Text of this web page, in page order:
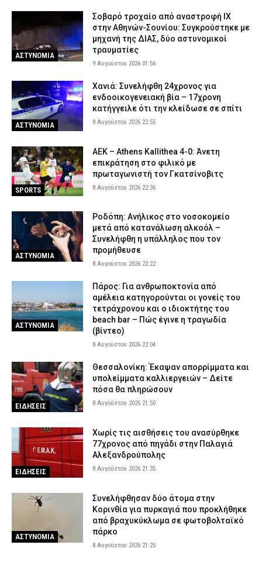
Κέρκυρα: Απαγορεύτηκε ο απόπλους πλοίου με 26 επιβάτες
λόγω μηχανικής βλάβης
ΕΙΔΗΣΕΙΣ 8 Αυγούστου 2026 15:32
Λυκαβηττός: Σε 57χρονη που αγνοούνταν ανήκει η σορός – Από
ΑΣΤΥΝΟΜΙΑ 8 Αυγούστου 2026 15:17
Συνελήφθησαν τρία άτομα για διακίνηση ναρκωτικών στην
Αττική και την Πανεπιστημιούπολη Ζωγράφου – Θα έβγαζαν
πάνω από 90.000 ευρώ (βίντεο)
Δολοφονία 38χρονης στην Κυψέλη: «Δεν μπορούμε να
πιστέψουμε ότι το έκανε» λέει το ζευγάρι που είχε φιλοξενήσει
τον 26χρονο Αφγανό
8 Αυγούστου 2026 14:51
ΑΣΤΥΝΟΜΙΑ
Σοβαρό τροχαίο από αναστροφή ΙΧ
στην Αθηνών-Σουνίου: Συγκρούστηκε με
μηχανή της ΔΙΑΣ, δύο αστυνομικοί
τραυματίες
9 Αυγούστου 2026 01:56
ΑΣΤΥΝΟΜΙΑ
Χανιά: Συνελήφθη 24χρονος για
ενδοοικογενειακή βία – 17χρονη
κατήγγειλε ότι την κλείδωσε σε σπίτι
8 Αυγούστου 2026 22:55
SPORTS
ΑΕΚ – Athens Kallithea 4-0: Άνετη
επικράτηση στο φιλικό με
πρωταγωνιστή τον Γκατσίνοβιτς
8 Αυγούστου 2026 22:36
ΑΣΤΥΝΟΜΙΑ
Ροδόπη: Ανήλικος στο νοσοκομείο
μετά από κατανάλωση αλκοόλ –
Συνελήφθη η υπάλληλος που τον
προμήθευσε
8 Αυγούστου 2026 22:22
ΑΣΤΥΝΟΜΙΑ
Πάρος: Για ανθρωποκτονία από
αμέλεια κατηγορούνται οι γονείς του
τετράχρονου και ο ιδιοκτήτης του
beach bar – Πώς έγινε η τραγωδία
(βίντεο)
8 Αυγούστου 2026 22:04
ΕΙΔΗΣΕΙΣ
Θεσσαλονίκη: Έκαψαν απορρίμματα και
υπολείμματα καλλιεργειών – Δείτε
πόσα θα πληρώσουν
8 Αυγούστου 2026 21:50
ΕΙΔΗΣΕΙΣ
Χωρίς τις αισθήσεις του ανασύρθηκε
77χρονος από πηγάδι στην Παλαγιά
Αλεξανδρούπολης
8 Αυγούστου 2026 21:35
ΑΣΤΥΝΟΜΙΑ
Συνελήφθησαν δύο άτομα στην
Κορινθία για πυρκαγιά που προκλήθηκε
από βραχυκύκλωμα σε φωτοβολταϊκό
πάρκο
8 Αυγούστου 2026 21:25